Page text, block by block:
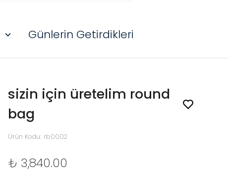
Günlerin Getirdikleri
sizin için üretelim round
bag
Ürün Kodu: rb0002
₺ 3,840.00